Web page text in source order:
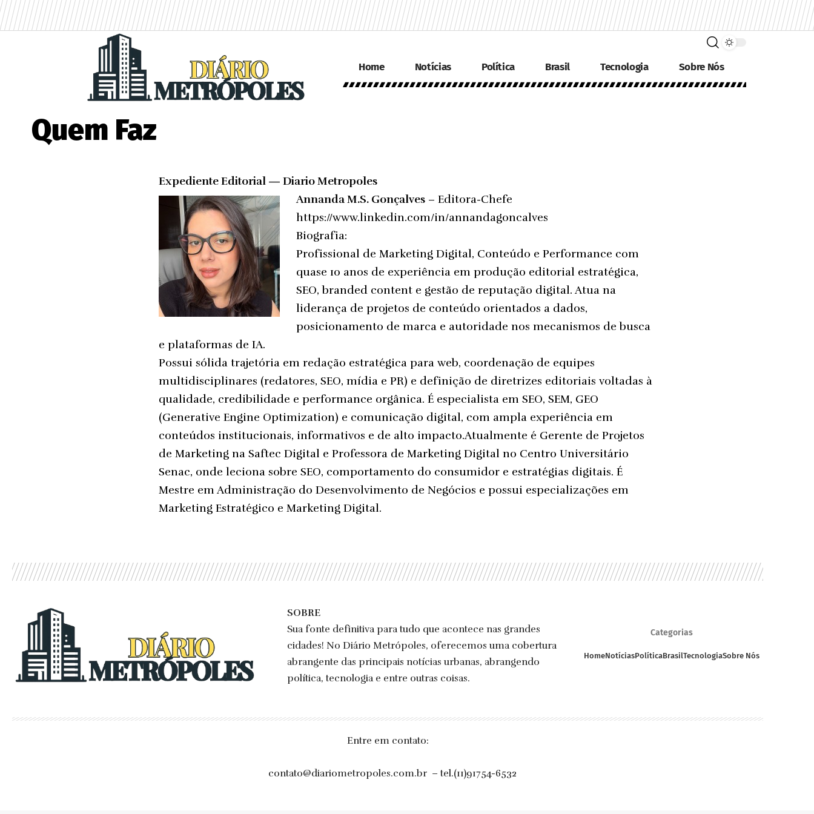
Home Notícias Política Brasil Tecnologia Sobre Nós
Quem Faz
Expediente Editorial — Diario Metropoles
Annanda M.S. Gonçalves – Editora-Chefe
https://www.linkedin.com/in/annandagoncalves
Biografia:
Profissional de Marketing Digital, Conteúdo e Performance com
quase 10 anos de experiência em produção editorial estratégica,
SEO, branded content e gestão de reputação digital. Atua na
liderança de projetos de conteúdo orientados a dados,
posicionamento de marca e autoridade nos mecanismos de busca
e plataformas de IA.
Possui sólida trajetória em redação estratégica para web, coordenação de equipes
multidisciplinares (redatores, SEO, mídia e PR) e definição de diretrizes editoriais voltadas à
qualidade, credibilidade e performance orgânica. É especialista em SEO, SEM, GEO
(Generative Engine Optimization) e comunicação digital, com ampla experiência em
conteúdos institucionais, informativos e de alto impacto.Atualmente é Gerente de Projetos
de Marketing na Saftec Digital e Professora de Marketing Digital no Centro Universitário
Senac, onde leciona sobre SEO, comportamento do consumidor e estratégias digitais. É
Mestre em Administração do Desenvolvimento de Negócios e possui especializações em
Marketing Estratégico e Marketing Digital.
SOBRE
Sua fonte definitiva para tudo que acontece nas grandes
cidades! No Diário Metrópoles, oferecemos uma cobertura
abrangente das principais notícias urbanas, abrangendo
política, tecnologia e entre outras coisas.
Categorias
HomeNotíciasPolíticaBrasilTecnologiaSobre Nós
Entre em contato:
contato@diariometropoles.com.br – tel.(11)91754-6532